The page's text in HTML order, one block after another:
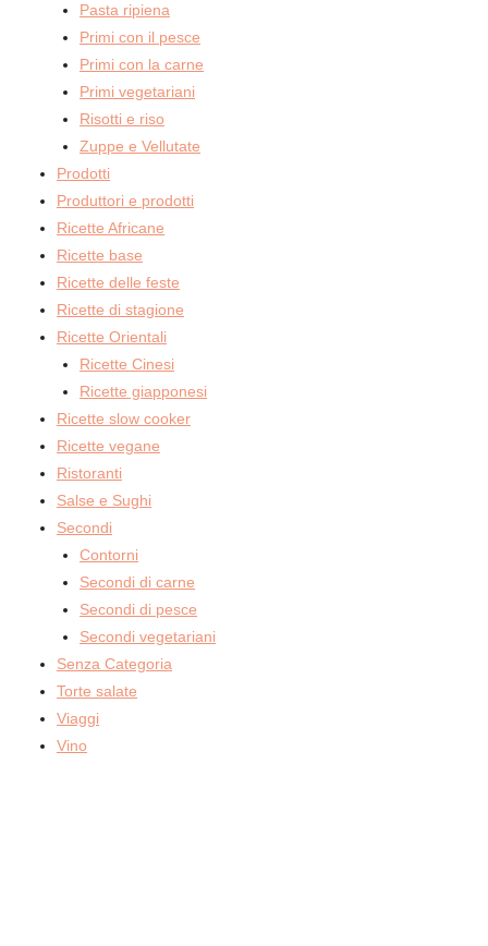
Pasta ripiena
Primi con il pesce
Primi con la carne
Primi vegetariani
Risotti e riso
Zuppe e Vellutate
Prodotti
Produttori e prodotti
Ricette Africane
Ricette base
Ricette delle feste
Ricette di stagione
Ricette Orientali
Ricette Cinesi
Ricette giapponesi
Ricette slow cooker
Ricette vegane
Ristoranti
Salse e Sughi
Secondi
Contorni
Secondi di carne
Secondi di pesce
Secondi vegetariani
Senza Categoria
Torte salate
Viaggi
Vino